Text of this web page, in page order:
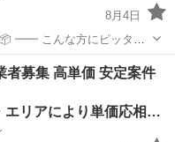
8月4日
タ
方 ・副業・ダブルワークで
社の特徴 ・
業務委託契約
者募集 高単価 安定案件
1枚3円から（枚数・エリアにより単価応相談）